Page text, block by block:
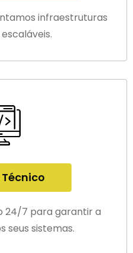
infraestruturas
24/7 para garantir a
seus sistemas.